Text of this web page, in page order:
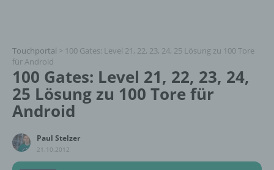
Touchportal > 100 Gates: Level 21, 22, 23, 24, 25 Lösung zu 100 Tore
für Android
100 Gates: Level 21, 22, 23, 24,
25 Lösung zu 100 Tore für
Android
Paul Stelzer
21.10.2012